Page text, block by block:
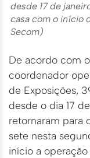
desde 17 de
casa com o início
Secom)
De acordo com
coordenador
de Exposições,
desde o dia 17
retornaram para
sete nesta
início a